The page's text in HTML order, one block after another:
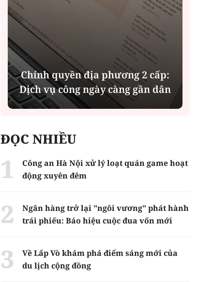
Chính quyền địa phương 2 cấp:
Dịch vụ công ngày càng gần dân
ĐỌC NHIỀU
Công an Hà Nội xử lý loạt quán game hoạt
động xuyên đêm
Ngân hàng trở lại "ngôi vương" phát hành
trái phiếu: Báo hiệu cuộc đua vốn mới
Về Lấp Vò khám phá điểm sáng mới của
du lịch cộng đồng